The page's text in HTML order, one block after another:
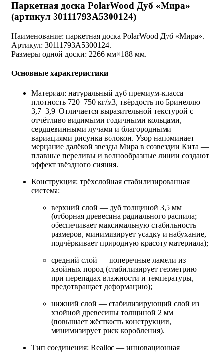
Паркетная доска PolarWood Дуб «Мира»
(артикул 30111793A5300124)
Наименование: паркетная доска PolarWood Дуб «Мира».
Артикул: 30111793A5300124.
Размеры одной доски: 2266 мм×188 мм.
Основные характеристики
Материал: натуральный дуб премиум‑класса —
плотность 720–750 кг/м3, твёрдость по Бринеллю
3,7–3,9. Отличается выразительной текстурой с
отчётливо видимыми годичными кольцами,
сердцевинными лучами и благородными
вариациями рисунка волокон. Узор напоминает
мерцание далёкой звезды Мира в созвездии Кита —
плавные переливы и волнообразные линии создают
эффект звёздного сияния.
Конструкция: трёхслойная стабилизированная
система:
верхний слой — дуб толщиной 3,5 мм
(отборная древесина радиального распила;
обеспечивает максимальную стабильность
размеров, минимизирует усадку и набухание,
подчёркивает природную красоту материала);
средний слой — поперечные ламели из
хвойных пород (стабилизирует геометрию
при перепадах влажности и температуры,
предотвращает деформацию);
нижний слой — стабилизирующий слой из
хвойной древесины толщиной 2 мм
(повышает жёсткость конструкции,
минимизирует риск коробления).
Тип соединения: Realloc — инновационная